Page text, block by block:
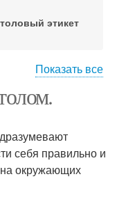
этикет
для школьников
Этикет для
Показать все
себя правильно и
на окружающих